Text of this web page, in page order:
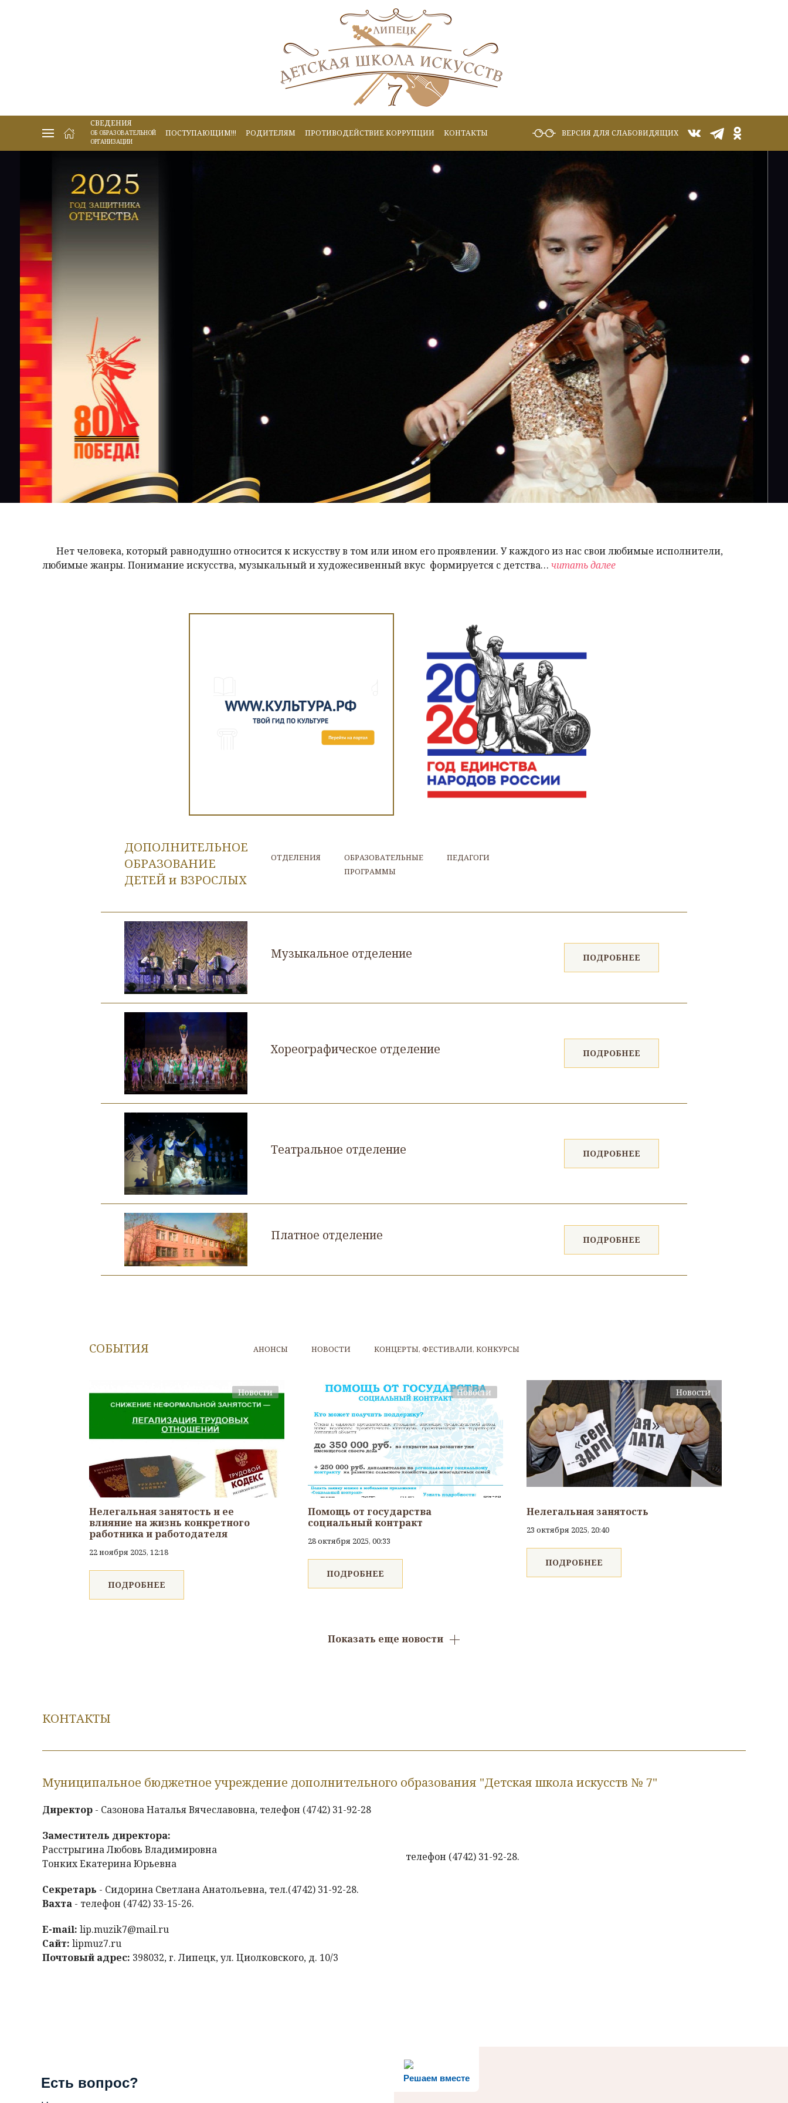
СВЕДЕНИЯ
ОБ ОБРАЗОВАТЕЛЬНОЙ
ОРГАНИЗАЦИИ
ПОСТУПАЮЩИМ!!! РОДИТЕЛЯМ ПРОТИВОДЕЙСТВИЕ КОРРУПЦИИ КОНТАКТЫ ВЕРСИЯ ДЛЯ СЛАБОВИДЯЩИХ
Нет человека, который равнодушно относится к искусству в том или ином его проявлении. У каждого из нас свои любимые исполнители,
любимые жанры. Понимание искусства, музыкальный и художесивенный вкус формируется с детства… читать далее
ДОПОЛНИТЕЛЬНОЕ
ОБРАЗОВАНИЕ
ДЕТЕЙ и ВЗРОСЛЫХ
ОТДЕЛЕНИЯ
ОБРАЗОВАТЕЛЬНЫЕ
ПРОГРАММЫ
ПЕДАГОГИ
Музыкальное отделение ПОДРОБНЕЕ
Хореографическое отделение ПОДРОБНЕЕ
Театральное отделение ПОДРОБНЕЕ
Платное отделение ПОДРОБНЕЕ
СОБЫТИЯ АНОНСЫ НОВОСТИ КОНЦЕРТЫ, ФЕСТИВАЛИ, КОНКУРСЫ
Новости
Нелегальная занятость и ее
влияние на жизнь конкретного
работника и работодателя
22 ноября 2025, 12:18
ПОДРОБНЕЕ
Новости
Помощь от государства
социальный контракт
28 октября 2025, 00:33
ПОДРОБНЕЕ
Новости
Нелегальная занятость
23 октября 2025, 20:40
ПОДРОБНЕЕ
Показать еще новости
КОНТАКТЫ
Муниципальное бюджетное учреждение дополнительного образования "Детская школа искусств № 7"
Директор - Сазонова Наталья Вячеславовна, телефон (4742) 31-92-28
Заместитель директора:
Расстрыгина Любовь Владимировна
Тонких Екатерина Юрьевна
телефон (4742) 31-92-28.
Секретарь - Сидорина Светлана Анатольевна, тел.(4742) 31-92-28.
Вахта - телефон (4742) 33-15-26.
E-mail: lip.muzik7@mail.ru
Сайт: lipmuz7.ru
Почтовый адрес: 398032, г. Липецк, ул. Циолковского, д. 10/3
Решаем вместе
Есть вопрос?